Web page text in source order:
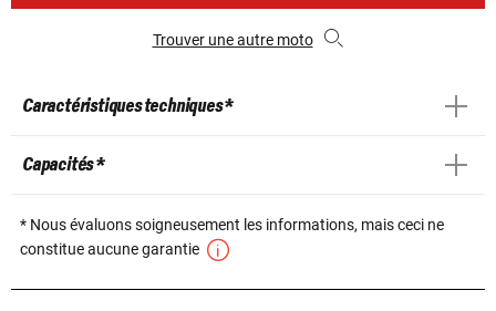
Trouver une autre moto
Caractéristiques techniques *
Capacités *
* Nous évaluons soigneusement les informations, mais ceci ne
constitue aucune garantie